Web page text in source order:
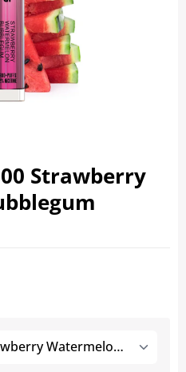
Strawberry
Hotcig Kubi G 800 Strawberry Watermelon Bubblegum